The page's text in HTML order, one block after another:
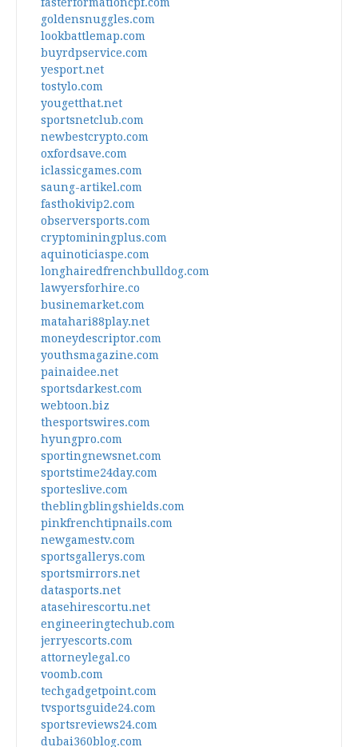
goldensnuggles.com
lookbattlemap.com
buyrdpservice.com
yesport.net
tostylo.com
yougetthat.net
sportsnetclub.com
newbestcrypto.com
oxfordsave.com
iclassicgames.com
saung-artikel.com
fasthokivip2.com
observersports.com
cryptominingplus.com
aquinoticiaspe.com
longhairedfrenchbulldog.com
lawyersforhire.co
businemarket.com
matahari88play.net
moneydescriptor.com
youthsmagazine.com
painaidee.net
sportsdarkest.com
webtoon.biz
thesportswires.com
hyungpro.com
sportingnewsnet.com
sportstime24day.com
sporteslive.com
theblingblingshields.com
pinkfrenchtipnails.com
newgamestv.com
sportsgallerys.com
sportsmirrors.net
datasports.net
atasehirescortu.net
engineeringtechub.com
jerryescorts.com
attorneylegal.co
voomb.com
techgadgetpoint.com
tvsportsguide24.com
sportsreviews24.com
dubai360blog.com